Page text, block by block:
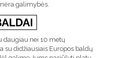
galimybės.
daugiau nei 10 metų
su didžiausiais Europos baldų